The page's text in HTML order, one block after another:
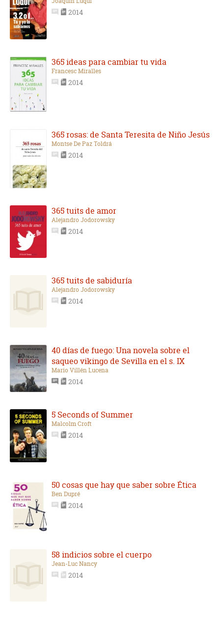
2014
365 ideas para cambiar tu vida
Francesc Miralles
2014
365 rosas: de Santa Teresita de Niño Jesús
Montse De Paz Toldrá
2014
365 tuits de amor
Alejandro Jodorowsky
2014
365 tuits de sabiduría
Alejandro Jodorowsky
2014
40 días de fuego: Una novela sobre el
saqueo vikingo de Sevilla en el s. IX
Mario Villén Lucena
2014
5 Seconds of Summer
Malcolm Croft
2014
50 cosas que hay que saber sobre Ética
Ben Dupré
2014
58 indicios sobre el cuerpo
Jean-Luc Nancy
2014